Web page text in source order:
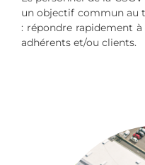
un objectif commun au
: répondre rapidement à
adhérents et/ou clients.